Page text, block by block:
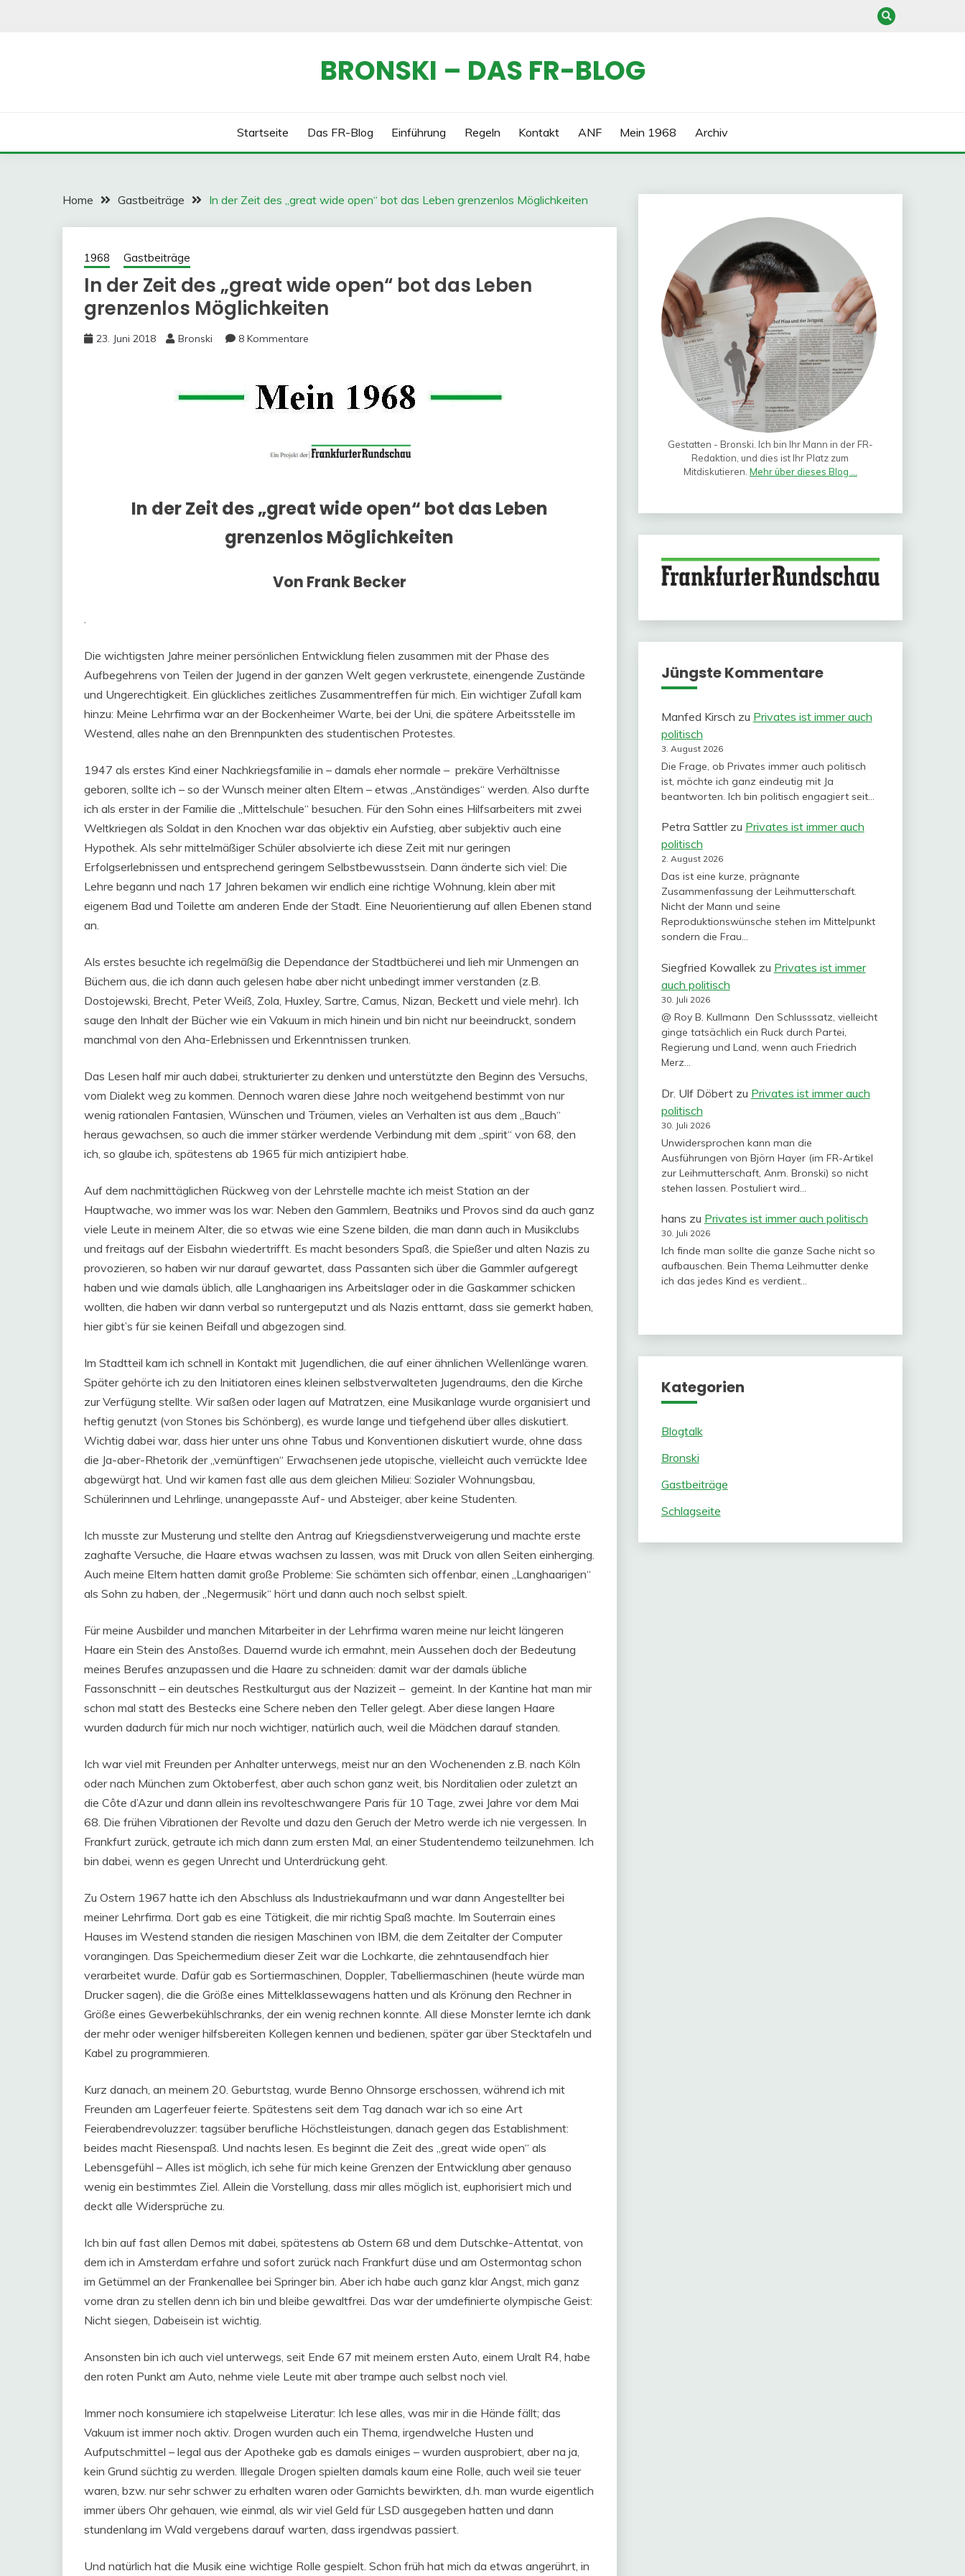
BRONSKI – DAS FR-BLOG
Startseite Das FR-Blog Einführung Regeln Kontakt ANF Mein 1968 Archiv
Home Gastbeiträge In der Zeit des „great wide open“ bot das Leben grenzenlos Möglichkeiten
1968 Gastbeiträge
In der Zeit des „great wide open“ bot das Leben
grenzenlos Möglichkeiten
23. Juni 2018 Bronski 8 Kommentare
In der Zeit des „great wide open“ bot das Leben
grenzenlos Möglichkeiten
Von Frank Becker
.
Die wichtigsten Jahre meiner persönlichen Entwicklung fielen zusammen mit der Phase des
Aufbegehrens von Teilen der Jugend in der ganzen Welt gegen verkrustete, einengende Zustände
und Ungerechtigkeit. Ein glückliches zeitliches Zusammentreffen für mich. Ein wichtiger Zufall kam
hinzu: Meine Lehrfirma war an der Bockenheimer Warte, bei der Uni, die spätere Arbeitsstelle im
Westend, alles nahe an den Brennpunkten des studentischen Protestes.
1947 als erstes Kind einer Nachkriegsfamilie in – damals eher normale – prekäre Verhältnisse
geboren, sollte ich – so der Wunsch meiner alten Eltern – etwas „Anständiges“ werden. Also durfte
ich als erster in der Familie die „Mittelschule“ besuchen. Für den Sohn eines Hilfsarbeiters mit zwei
Weltkriegen als Soldat in den Knochen war das objektiv ein Aufstieg, aber subjektiv auch eine
Hypothek. Als sehr mittelmäßiger Schüler absolvierte ich diese Zeit mit nur geringen
Erfolgserlebnissen und entsprechend geringem Selbstbewusstsein. Dann änderte sich viel: Die
Lehre begann und nach 17 Jahren bekamen wir endlich eine richtige Wohnung, klein aber mit
eigenem Bad und Toilette am anderen Ende der Stadt. Eine Neuorientierung auf allen Ebenen stand
an.
Als erstes besuchte ich regelmäßig die Dependance der Stadtbücherei und lieh mir Unmengen an
Büchern aus, die ich dann auch gelesen habe aber nicht unbedingt immer verstanden (z.B.
Dostojewski, Brecht, Peter Weiß, Zola, Huxley, Sartre, Camus, Nizan, Beckett und viele mehr). Ich
sauge den Inhalt der Bücher wie ein Vakuum in mich hinein und bin nicht nur beeindruckt, sondern
manchmal von den Aha-Erlebnissen und Erkenntnissen trunken.
Das Lesen half mir auch dabei, strukturierter zu denken und unterstützte den Beginn des Versuchs,
vom Dialekt weg zu kommen. Dennoch waren diese Jahre noch weitgehend bestimmt von nur
wenig rationalen Fantasien, Wünschen und Träumen, vieles an Verhalten ist aus dem „Bauch“
heraus gewachsen, so auch die immer stärker werdende Verbindung mit dem „spirit“ von 68, den
ich, so glaube ich, spätestens ab 1965 für mich antizipiert habe.
Auf dem nachmittäglichen Rückweg von der Lehrstelle machte ich meist Station an der
Hauptwache, wo immer was los war: Neben den Gammlern, Beatniks und Provos sind da auch ganz
viele Leute in meinem Alter, die so etwas wie eine Szene bilden, die man dann auch in Musikclubs
und freitags auf der Eisbahn wiedertrifft. Es macht besonders Spaß, die Spießer und alten Nazis zu
provozieren, so haben wir nur darauf gewartet, dass Passanten sich über die Gammler aufgeregt
haben und wie damals üblich, alle Langhaarigen ins Arbeitslager oder in die Gaskammer schicken
wollten, die haben wir dann verbal so runtergeputzt und als Nazis enttarnt, dass sie gemerkt haben,
hier gibt’s für sie keinen Beifall und abgezogen sind.
Im Stadtteil kam ich schnell in Kontakt mit Jugendlichen, die auf einer ähnlichen Wellenlänge waren.
Später gehörte ich zu den Initiatoren eines kleinen selbstverwalteten Jugendraums, den die Kirche
zur Verfügung stellte. Wir saßen oder lagen auf Matratzen, eine Musikanlage wurde organisiert und
heftig genutzt (von Stones bis Schönberg), es wurde lange und tiefgehend über alles diskutiert.
Wichtig dabei war, dass hier unter uns ohne Tabus und Konventionen diskutiert wurde, ohne dass
die Ja-aber-Rhetorik der „vernünftigen“ Erwachsenen jede utopische, vielleicht auch verrückte Idee
abgewürgt hat. Und wir kamen fast alle aus dem gleichen Milieu: Sozialer Wohnungsbau,
Schülerinnen und Lehrlinge, unangepasste Auf- und Absteiger, aber keine Studenten.
Ich musste zur Musterung und stellte den Antrag auf Kriegsdienstverweigerung und machte erste
zaghafte Versuche, die Haare etwas wachsen zu lassen, was mit Druck von allen Seiten einherging.
Auch meine Eltern hatten damit große Probleme: Sie schämten sich offenbar, einen „Langhaarigen“
als Sohn zu haben, der „Negermusik“ hört und dann auch noch selbst spielt.
Für meine Ausbilder und manchen Mitarbeiter in der Lehrfirma waren meine nur leicht längeren
Haare ein Stein des Anstoßes. Dauernd wurde ich ermahnt, mein Aussehen doch der Bedeutung
meines Berufes anzupassen und die Haare zu schneiden: damit war der damals übliche
Fassonschnitt – ein deutsches Restkulturgut aus der Nazizeit – gemeint. In der Kantine hat man mir
schon mal statt des Bestecks eine Schere neben den Teller gelegt. Aber diese langen Haare
wurden dadurch für mich nur noch wichtiger, natürlich auch, weil die Mädchen darauf standen.
Ich war viel mit Freunden per Anhalter unterwegs, meist nur an den Wochenenden z.B. nach Köln
oder nach München zum Oktoberfest, aber auch schon ganz weit, bis Norditalien oder zuletzt an
die Côte d’Azur und dann allein ins revolteschwangere Paris für 10 Tage, zwei Jahre vor dem Mai
68. Die frühen Vibrationen der Revolte und dazu den Geruch der Metro werde ich nie vergessen. In
Frankfurt zurück, getraute ich mich dann zum ersten Mal, an einer Studentendemo teilzunehmen. Ich
bin dabei, wenn es gegen Unrecht und Unterdrückung geht.
Zu Ostern 1967 hatte ich den Abschluss als Industriekaufmann und war dann Angestellter bei
meiner Lehrfirma. Dort gab es eine Tätigkeit, die mir richtig Spaß machte. Im Souterrain eines
Hauses im Westend standen die riesigen Maschinen von IBM, die dem Zeitalter der Computer
vorangingen. Das Speichermedium dieser Zeit war die Lochkarte, die zehntausendfach hier
verarbeitet wurde. Dafür gab es Sortiermaschinen, Doppler, Tabelliermaschinen (heute würde man
Drucker sagen), die die Größe eines Mittelklassewagens hatten und als Krönung den Rechner in
Größe eines Gewerbekühlschranks, der ein wenig rechnen konnte. All diese Monster lernte ich dank
der mehr oder weniger hilfsbereiten Kollegen kennen und bedienen, später gar über Stecktafeln und
Kabel zu programmieren.
Kurz danach, an meinem 20. Geburtstag, wurde Benno Ohnsorge erschossen, während ich mit
Freunden am Lagerfeuer feierte. Spätestens seit dem Tag danach war ich so eine Art
Feierabendrevoluzzer: tagsüber berufliche Höchstleistungen, danach gegen das Establishment:
beides macht Riesenspaß. Und nachts lesen. Es beginnt die Zeit des „great wide open“ als
Lebensgefühl – Alles ist möglich, ich sehe für mich keine Grenzen der Entwicklung aber genauso
wenig ein bestimmtes Ziel. Allein die Vorstellung, dass mir alles möglich ist, euphorisiert mich und
deckt alle Widersprüche zu.
Ich bin auf fast allen Demos mit dabei, spätestens ab Ostern 68 und dem Dutschke-Attentat, von
dem ich in Amsterdam erfahre und sofort zurück nach Frankfurt düse und am Ostermontag schon
im Getümmel an der Frankenallee bei Springer bin. Aber ich habe auch ganz klar Angst, mich ganz
vorne dran zu stellen denn ich bin und bleibe gewaltfrei. Das war der umdefinierte olympische Geist:
Nicht siegen, Dabeisein ist wichtig.
Ansonsten bin ich auch viel unterwegs, seit Ende 67 mit meinem ersten Auto, einem Uralt R4, habe
den roten Punkt am Auto, nehme viele Leute mit aber trampe auch selbst noch viel.
Immer noch konsumiere ich stapelweise Literatur: Ich lese alles, was mir in die Hände fällt; das
Vakuum ist immer noch aktiv. Drogen wurden auch ein Thema, irgendwelche Husten und
Aufputschmittel – legal aus der Apotheke gab es damals einiges – wurden ausprobiert, aber na ja,
kein Grund süchtig zu werden. Illegale Drogen spielten damals kaum eine Rolle, auch weil sie teuer
waren, bzw. nur sehr schwer zu erhalten waren oder Garnichts bewirkten, d.h. man wurde eigentlich
immer übers Ohr gehauen, wie einmal, als wir viel Geld für LSD ausgegeben hatten und dann
stundenlang im Wald vergebens darauf warten, dass irgendwas passiert.
Und natürlich hat die Musik eine wichtige Rolle gespielt. Schon früh hat mich da etwas angerührt, in
Gestatten - Bronski. Ich bin Ihr Mann in der FR-
Redaktion, und dies ist Ihr Platz zum
Mitdiskutieren. Mehr über dieses Blog ...
Jüngste Kommentare
Manfed Kirsch zu Privates ist immer auch
politisch
3. August 2026
Die Frage, ob Privates immer auch politisch
ist, möchte ich ganz eindeutig mit Ja
beantworten. Ich bin politisch engagiert seit…
Petra Sattlerzu Privates ist immer auch
politisch
2. August 2026
Das ist eine kurze, prägnante
Zusammenfassung der Leihmutterschaft.
Nicht der Mann und seine
Reproduktionswünsche stehen im Mittelpunkt
sondern die Frau…
Siegfried Kowallekzu Privates ist immer
auch politisch
30. Juli 2026
@ Roy B. Kullmann Den Schlusssatz, vielleicht
ginge tatsächlich ein Ruck durch Partei,
Regierung und Land, wenn auch Friedrich
Merz…
Dr. Ulf Döbertzu Privates ist immer auch
politisch
30. Juli 2026
Unwidersprochen kann man die
Ausführungen von Björn Hayer (im FR-Artikel
zur Leihmutterschaft, Anm. Bronski) so nicht
stehen lassen. Postuliert wird…
hans zu Privates ist immer auch politisch
30. Juli 2026
Ich finde man sollte die ganze Sache nicht so
aufbauschen. Bein Thema Leihmutter denke
ich das jedes Kind es verdient…
Kategorien
Blogtalk
Bronski
Gastbeiträge
Schlagseite